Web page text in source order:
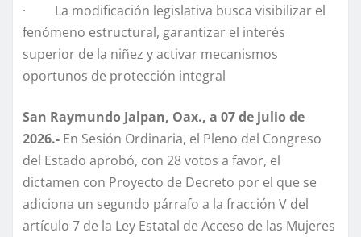
· La modificación legislativa busca visibilizar el
fenómeno estructural, garantizar el interés
superior de la niñez y activar mecanismos
oportunos de protección integral
San Raymundo Jalpan, Oax., a 07 de julio de
2026.- En Sesión Ordinaria, el Pleno del Congreso
del Estado aprobó, con 28 votos a favor, el
dictamen con Proyecto de Decreto por el que se
adiciona un segundo párrafo a la fracción V del
artículo 7 de la Ley Estatal de Acceso de las Mujeres